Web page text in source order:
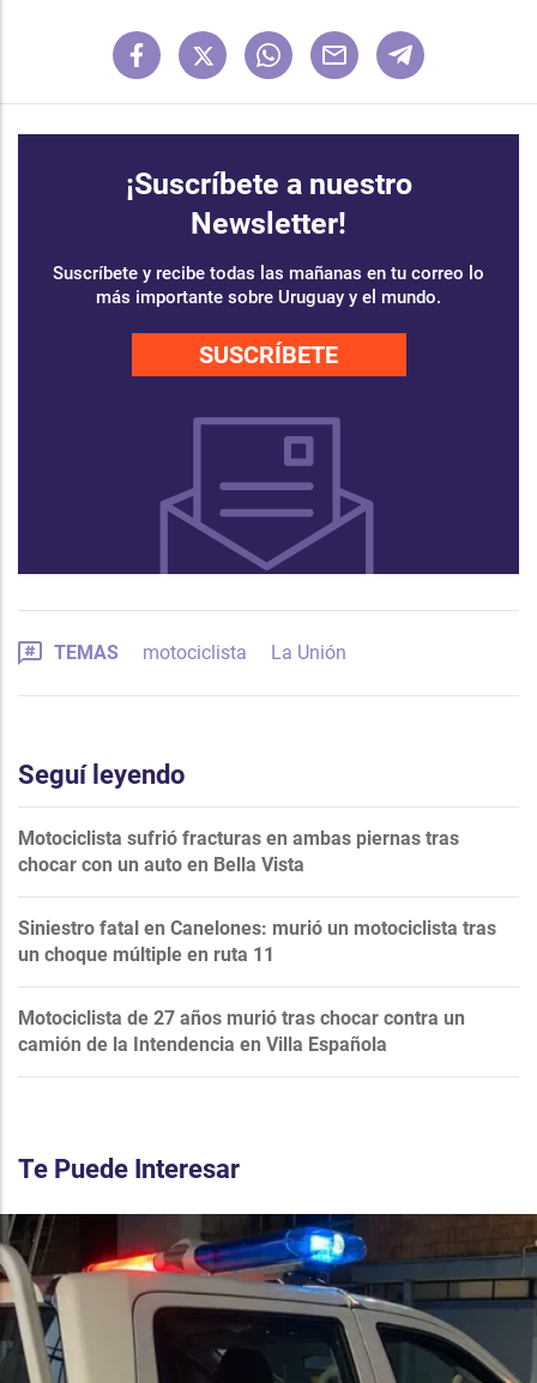
¡Suscríbete a nuestro
Newsletter!
Suscríbete y recibe todas las mañanas en tu correo lo
más importante sobre Uruguay y el mundo.
SUSCRÍBETE
TEMAS motociclista La Unión
Seguí leyendo
Motociclista sufrió fracturas en ambas piernas tras
chocar con un auto en Bella Vista
Siniestro fatal en Canelones: murió un motociclista tras
un choque múltiple en ruta 11
Motociclista de 27 años murió tras chocar contra un
camión de la Intendencia en Villa Española
Te Puede Interesar